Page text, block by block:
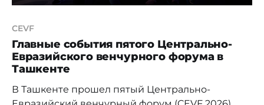
CEVF
Главные события пятого Центрально-
Евразийского венчурного форума в
Ташкенте
В Ташкенте прошел пятый Центрально-